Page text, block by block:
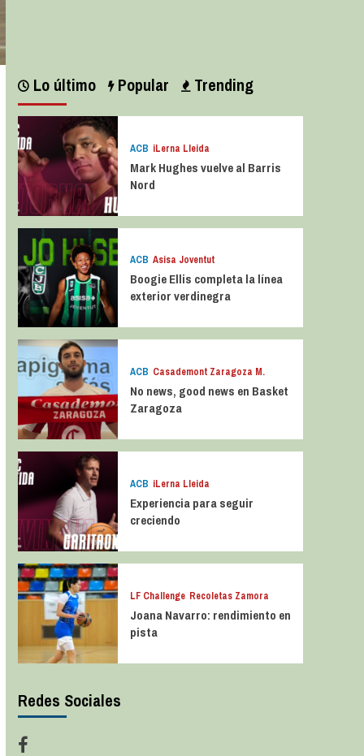
Lo último Popular Trending
ACB iLerna Lleida
Mark Hughes vuelve al Barris
Nord
ACB Asisa Joventut
Boogie Ellis completa la línea
exterior verdinegra
ACB Casademont Zaragoza M.
No news, good news en Basket
Zaragoza
ACB iLerna Lleida
Experiencia para seguir
creciendo
LF Challenge Recoletas Zamora
Joana Navarro: rendimiento en
pista
Redes Sociales